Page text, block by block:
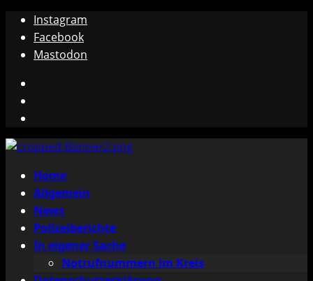
Zum
Inhalt
springen
Instagram
Facebook
Mastodon
Primäres
Menü
Home
Allgemein
News
Polizeiberichte
In eigener Sache
Notrufnummern im Kreis